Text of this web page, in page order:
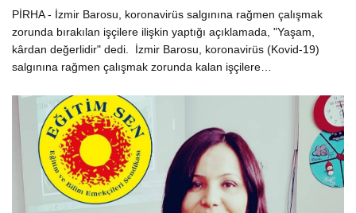
PİRHA - İzmir Barosu, koronavirüs salgınına rağmen çalışmak
zorunda bırakılan işçilere ilişkin yaptığı açıklamada, "Yaşam,
kârdan değerlidir" dedi. İzmir Barosu, koronavirüs (Kovid-19)
salgınına rağmen çalışmak zorunda kalan işçilere…